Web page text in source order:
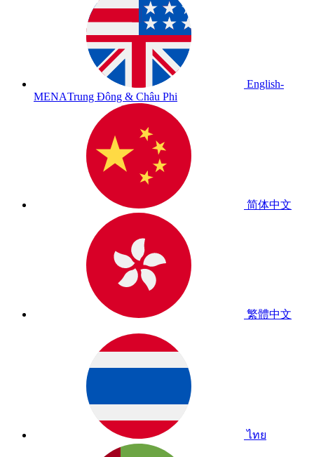
English-
MENATrung Đông & Châu Phi
简体中文
繁體中文
ไทย